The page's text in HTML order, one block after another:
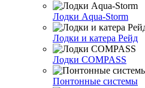
Лодки Aqua-Storm
Лодки и катера Рейд
Лодки COMPASS
Понтонные системы